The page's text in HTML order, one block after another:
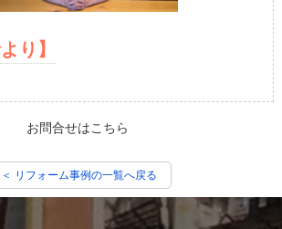
り】
お問合せはこちら
＜ リフォーム事例の一覧へ戻る